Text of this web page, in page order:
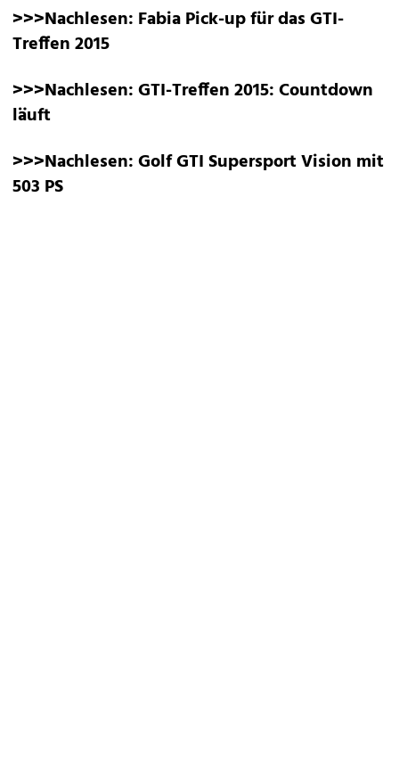
>>>Nachlesen: Fabia Pick-up für das GTI-
Treffen 2015
>>>Nachlesen:GTI-Treffen 2015: Countdown
läuft
>>>Nachlesen:Golf GTI Supersport Vision mit
503 PS